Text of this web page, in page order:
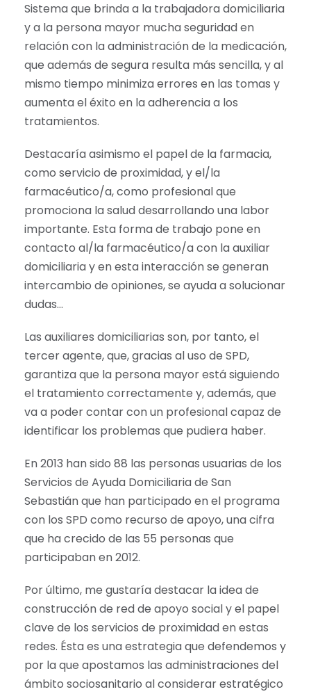
Sistema que brinda a la trabajadora domiciliaria
y a la persona mayor mucha seguridad en
relación con la administración de la medicación,
que además de segura resulta más sencilla, y al
mismo tiempo minimiza errores en las tomas y
aumenta el éxito en la adherencia a los
tratamientos.
Destacaría asimismo el papel de la farmacia,
como servicio de proximidad, y el/la
farmacéutico/a, como profesional que
promociona la salud desarrollando una labor
importante. Esta forma de trabajo pone en
contacto al/la farmacéutico/a con la auxiliar
domiciliaria y en esta interacción se generan
intercambio de opiniones, se ayuda a solucionar
dudas…
Las auxiliares domiciliarias son, por tanto, el
tercer agente, que, gracias al uso de SPD,
garantiza que la persona mayor está siguiendo
el tratamiento correctamente y, además, que
va a poder contar con un profesional capaz de
identificar los problemas que pudiera haber.
En 2013 han sido 88 las personas usuarias de los
Servicios de Ayuda Domiciliaria de San
Sebastián que han participado en el programa
con los SPD como recurso de apoyo, una cifra
que ha crecido de las 55 personas que
participaban en 2012.
Por último, me gustaría destacar la idea de
construcción de red de apoyo social y el papel
clave de los servicios de proximidad en estas
redes. Ésta es una estrategia que defendemos y
por la que apostamos las administraciones del
ámbito sociosanitario al considerar estratégico